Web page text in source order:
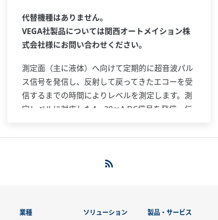
代替機種はありません。
VEGA社製品については関西オートメイション株
式会社様にお問い合わせください。
測定面（主に液体）へ向けて定期的に超音波パル
ス信号を発信し、反射して戻ってきたエコーを受
信するまでの時間によりレベルを測定します。測
定レベルに対応した4～20mA DC信号を発信・伝
にくい方式です。コンパクトな一体形設計で、小
業種 ソリューション 製品・サービス